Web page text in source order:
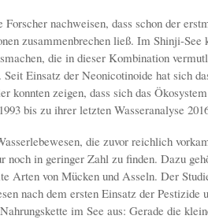
Forscher nachweisen, dass schon der
zusammenbrechen ließ. Im Shinji-See
die in dieser Kombination
Seit Einsatz der Neonicotinoide hat sich
konnten zeigen, dass sich das
bis zu ihrer letzten Wasseranalyse
die zuvor reichlich
noch in geringer Zahl zu finden. Dazu
Arten von Mücken und Asseln. Der
nach dem ersten Einsatz der
im See aus: Gerade die